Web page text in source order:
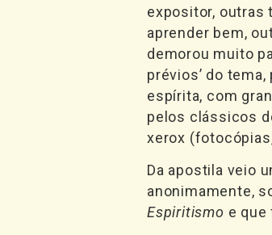
expositor, outras
aprender bem,
demorou muito
prévios’ do
espírita, com
pelos clássicos
xerox
Da apostila veio
anonimamente,
Espiritismo e